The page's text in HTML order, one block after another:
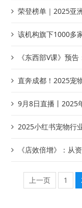
荣登榜单｜2025亚
该机构旗下1000多
《东西部V课》预
实践方案
直奔成都！2025宠
9月8日直播丨2025
关性2025小红书宠物行
红书破圈增长的实战
《店效倍增》：从
上一页 1